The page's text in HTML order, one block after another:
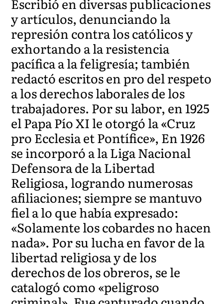
Escribió en diversas publicaciones
y artículos, denunciando la
represión contra los católicos y
exhortando a la resistencia
pacífica a la feligresía; también
redactó escritos en pro del respeto
a los derechos laborales de los
trabajadores. Por su labor, en 1925
el Papa Pío XI le otorgó la «Cruz
pro Ecclesia et Pontífice», En 1926
se incorporó a la Liga Nacional
Defensora de la Libertad
Religiosa, logrando numerosas
afiliaciones; siempre se mantuvo
fiel a lo que había expresado:
«Solamente los cobardes no hacen
nada». Por su lucha en favor de la
libertad religiosa y de los
derechos de los obreros, se le
catalogó como «peligroso